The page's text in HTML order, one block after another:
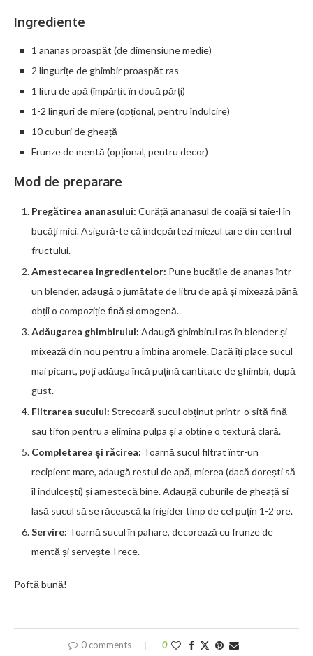
Ingrediente
1 ananas proaspăt (de dimensiune medie)
2 lingurițe de ghimbir proaspăt ras
1 litru de apă (împărțit în două părți)
1-2 linguri de miere (opțional, pentru îndulcire)
10 cuburi de gheață
Frunze de mentă (opțional, pentru decor)
Mod de preparare
Pregătirea ananasului: Curăță ananasul de coajă și taie-l în
bucăți mici. Asigură-te că îndepărtezi miezul tare din centrul
fructului.
Amestecarea ingredientelor: Pune bucățile de ananas într-
un blender, adaugă o jumătate de litru de apă și mixează până
obții o compoziție fină și omogenă.
Adăugarea ghimbirului: Adaugă ghimbirul ras în blender și
mixează din nou pentru a îmbina aromele. Dacă îți place sucul
mai picant, poți adăuga încă puțină cantitate de ghimbir, după
gust.
Filtrarea sucului: Strecoară sucul obținut printr-o sită fină
sau tifon pentru a elimina pulpa și a obține o textură clară.
Completarea și răcirea: Toarnă sucul filtrat într-un
recipient mare, adaugă restul de apă, mierea (dacă dorești să
îl îndulcești) și amestecă bine. Adaugă cuburile de gheață și
lasă sucul să se răcească la frigider timp de cel puțin 1-2 ore.
Servire: Toarnă sucul în pahare, decorează cu frunze de
mentă și servește-l rece.
Poftă bună!
0 comments 0